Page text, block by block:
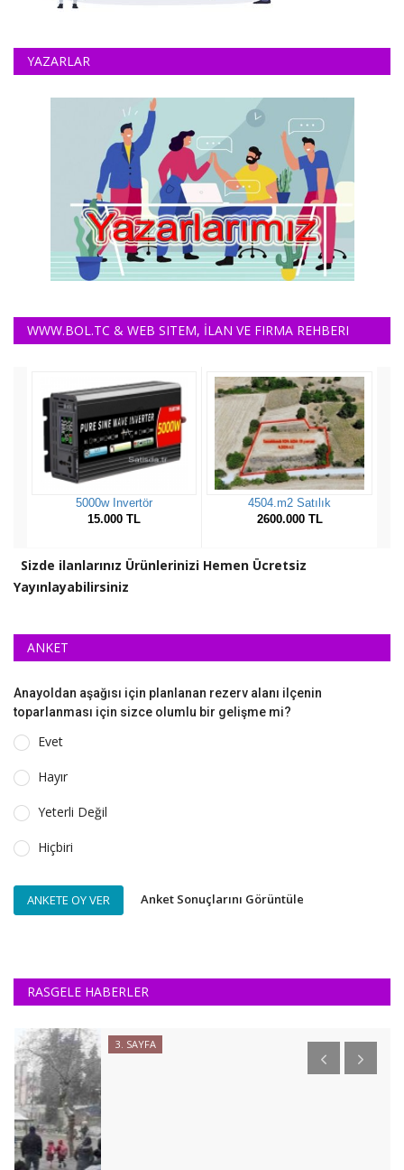
YAZARLAR
WWW.BOL.TC & WEB SITEM, İLAN VE FIRMA REHBERI
Sizde ilanlarınız Ürünlerinizi Hemen Ücretsiz
Yayınlayabilirsiniz
ANKET
Anayoldan aşağısı için planlanan rezerv alanı ilçenin
toparlanması için sizce olumlu bir gelişme mi?
Evet
Hayır
Yeterli Değil
Hiçbiri
ANKETE OY VER Anket Sonuçlarını Görüntüle
RASGELE HABERLER
3. SAYFA